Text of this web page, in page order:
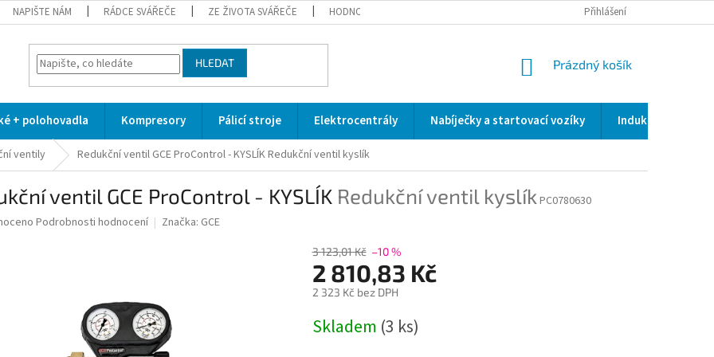
NAPIŠTE NÁM RÁDCE SVÁŘEČE ZE ŽIVOTA SVÁŘEČE HODNOCENÍ OBCHODU SERVIS / KALIBRACE / VALIDACE/ WELDSCANNER S3
Přihlášení
HLEDAT
NÁKUPNÍ
Prázdný košík
+ polohovadla Kompresory Pálicí stroje Elektrocentrály Nabíječky a startovací vozíky Indukční a
ventily Redukční ventil GCE ProControl - KYSLÍKRedukční ventil kyslík
ventil GCE ProControl - KYSLÍK Redukční ventil kyslík PC0780630
Podrobnosti hodnocení Značka: GCE
3 123,01 Kč –10 %
2 810,83 Kč
2 323 Kč bez DPH
cena:
Skladem (3 ks)